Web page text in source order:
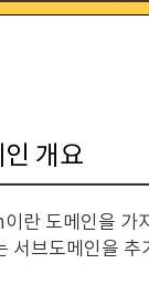
개요
란 도메인을 가
서브도메인을 추